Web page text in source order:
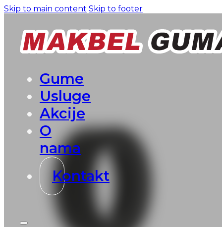
Skip to main content Skip to footer
Gume
Usluge
Akcije
O
nama
Kontakt